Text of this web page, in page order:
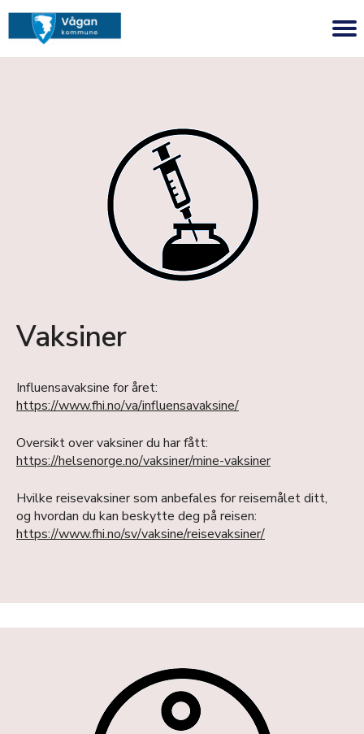
Vaksiner
Influensavaksine for året:
https://www.fhi.no/va/influensavaksine/
Oversikt over vaksiner du har fått:
https://helsenorge.no/vaksiner/mine-vaksiner
Hvilke reisevaksiner som anbefales for reisemålet ditt,
og hvordan du kan beskytte deg på reisen:
https://www.fhi.no/sv/vaksine/reisevaksiner/